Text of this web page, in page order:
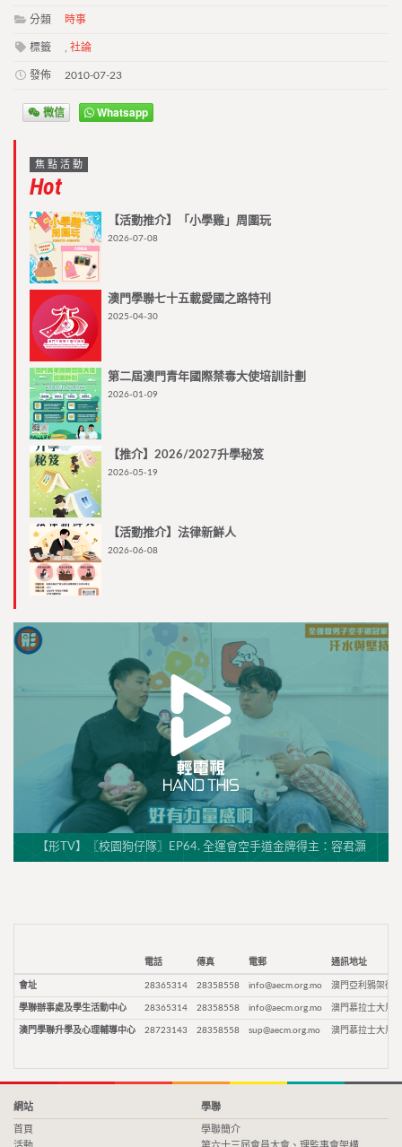
分類 時事
標籤 社論
發佈 2010-07-23
微信 Whatsapp
焦點活動
Hot
【活動推介】「小學雞」周圍玩
2026-07-08
澳門學聯七十五載愛國之路特刊
2025-04-30
第二屆澳門青年國際禁毒大使培訓計劃
2026-01-09
【推介】2026/2027升學秘笈
2026-05-19
【活動推介】法律新鮮人
2026-06-08
【形TV】〖校園狗仔隊〗EP64. 全運會空手道金牌得主：容君灝
電話 傳真 電郵 通訊地址
會址 28365314 28358558 info@aecm.org.mo 澳門亞利鴉架街9
學聯辦事處及學生活動中心 28365314 28358558 info@aecm.org.mo 澳門慕拉士大馬
澳門學聯升學及心理輔導中心 28723143 28358558 sup@aecm.org.mo 澳門慕拉士大馬
網站
首頁
學聯
學聯簡介